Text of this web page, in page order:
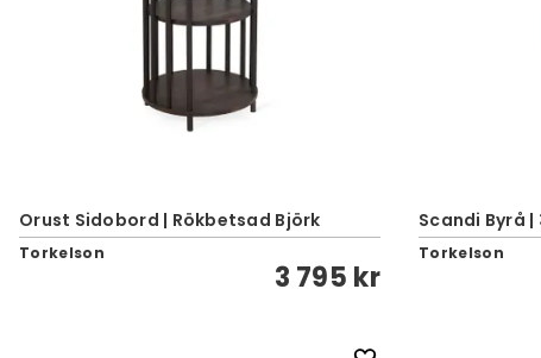
Orust Sidobord | Rökbetsad Björk
Torkelson
3 795 kr
Scandi Byrå
Torkelson